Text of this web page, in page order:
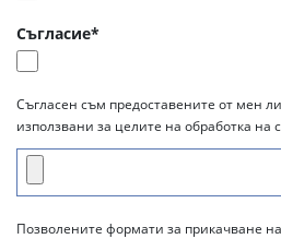
Съгласие*
Съгласен съм предоставените от мен
използвани за целите на обработка на
Позволените формати за прикачване